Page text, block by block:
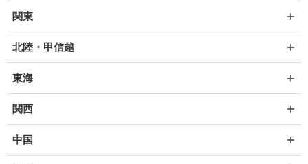
関東
北陸・甲信越
東海
関西
中国